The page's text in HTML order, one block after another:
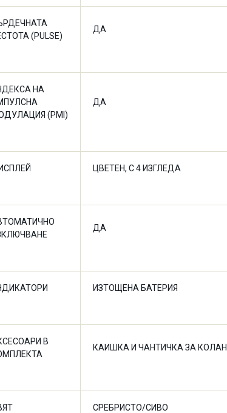
(PULSE)
ДА
НА
(PMI)
ДА
ЦВЕТЕН, С 4 ИЗГЛЕДА
ДА
ИЗТОЩЕНА БАТЕРИЯ
В
КАИШКА И ЧАНТИЧКА ЗА КОЛАН
СРЕБРИСТО/СИВО